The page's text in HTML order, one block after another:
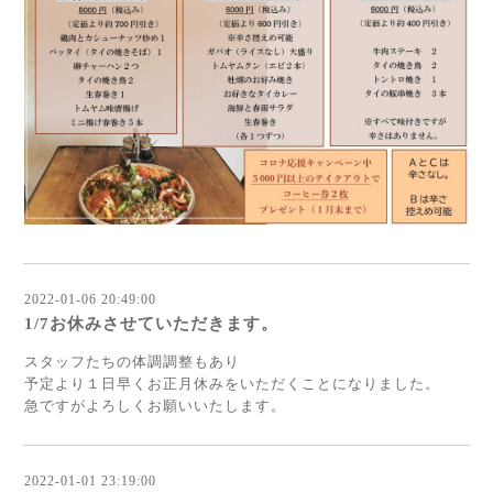
2022-01-06 20:49:00
1/7お休みさせていただきます。
スタッフたちの体調調整もあり
予定より１日早くお正月休みをいただくことになりました。
急ですがよろしくお願いいたします。
2022-01-01 23:19:00